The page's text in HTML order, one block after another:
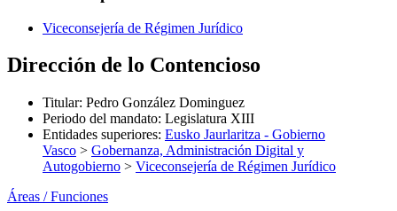
Viceconsejería de Régimen Jurídico
Dirección de lo Contencioso
Titular: Pedro González Dominguez
Periodo del mandato: Legislatura XIII
Entidades superiores: Eusko Jaurlaritza - Gobierno
Vasco > Gobernanza, Administración Digital y
Autogobierno > Viceconsejería de Régimen Jurídico
Áreas / Funciones